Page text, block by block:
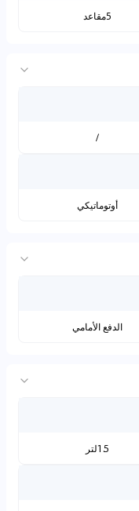
5مقاعد
/
أوتوماتيكي
الدفع الأمامي
1.5لتر